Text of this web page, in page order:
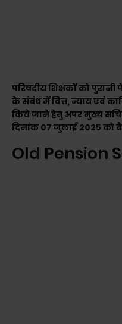
परिषदीय शिक्षकों को
के संबंध में वित्त, न्याय एवं
किये जाने हेतु अपर मुख्य
दिनांक 07 जुलाई 2025 को
Old Pension